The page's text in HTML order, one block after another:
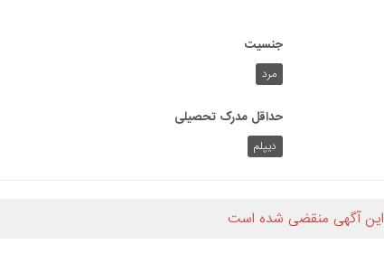
جنسیت
مرد
حداقل مدرک تحصیلی
دیپلم
این آگهی منقضی شده است